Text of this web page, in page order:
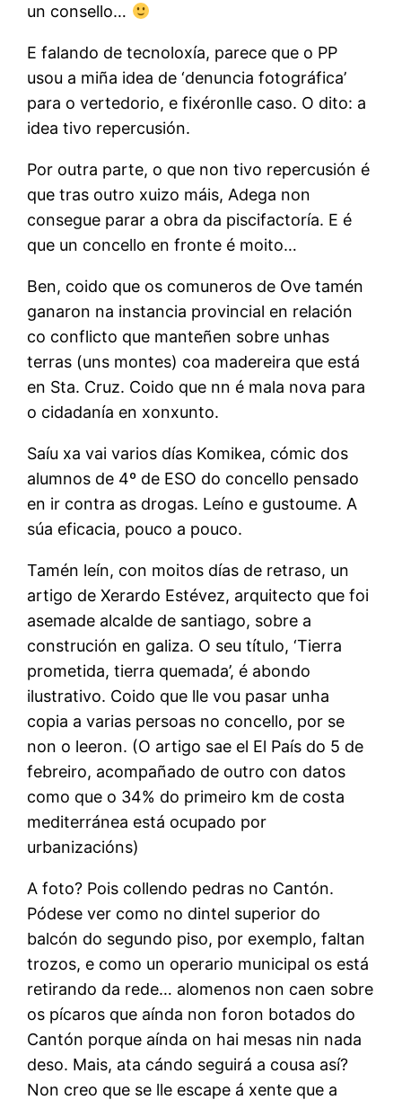
un consello…
E falando de tecnoloxía, parece que o PP
usou a miña idea de ‘denuncia fotográfica’
para o vertedorio, e fixéronlle caso. O dito: a
idea tivo repercusión.
Por outra parte, o que non tivo repercusión é
que tras outro xuizo máis, Adega non
consegue parar a obra da piscifactoría. E é
que un concello en fronte é moito…
Ben, coido que os comuneros de Ove tamén
ganaron na instancia provincial en relación
co conflicto que manteñen sobre unhas
terras (uns montes) coa madereira que está
en Sta. Cruz. Coido que nn é mala nova para
o cidadanía en xonxunto.
Saíu xa vai varios días Komikea, cómic dos
alumnos de 4º de ESO do concello pensado
en ir contra as drogas. Leíno e gustoume. A
súa eficacia, pouco a pouco.
Tamén leín, con moitos días de retraso, un
artigo de Xerardo Estévez, arquitecto que foi
asemade alcalde de santiago, sobre a
construción en galiza. O seu título, ‘Tierra
prometida, tierra quemada’, é abondo
ilustrativo. Coido que lle vou pasar unha
copia a varias persoas no concello, por se
non o leeron. (O artigo sae el El País do 5 de
febreiro, acompañado de outro con datos
como que o 34% do primeiro km de costa
mediterránea está ocupado por
urbanizacións)
A foto? Pois collendo pedras no Cantón.
Pódese ver como no dintel superior do
balcón do segundo piso, por exemplo, faltan
trozos, e como un operario municipal os está
retirando da rede… alomenos non caen sobre
os pícaros que aínda non foron botados do
Cantón porque aínda on hai mesas nin nada
deso. Mais, ata cándo seguirá a cousa así?
Non creo que se lle escape á xente que a